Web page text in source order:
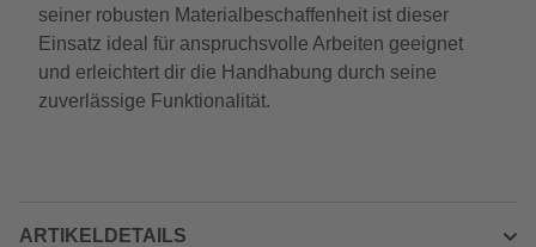
seiner robusten Materialbeschaffenheit ist dieser
Einsatz ideal für anspruchsvolle Arbeiten geeignet
und erleichtert dir die Handhabung durch seine
zuverlässige Funktionalität.
ARTIKELDETAILS